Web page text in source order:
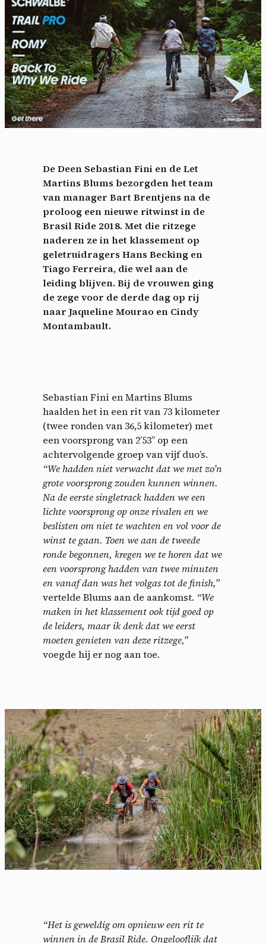
De Deen Sebastian Fini en de Let
Martins Blums bezorgden het team
van manager Bart Brentjens na de
proloog een nieuwe ritwinst in de
Brasil Ride 2018. Met die ritzege
naderen ze in het klassement op
geletruidragers Hans Becking en
Tiago Ferreira, die wel aan de
leiding blijven. Bij de vrouwen ging
de zege voor de derde dag op rij
naar Jaqueline Mourao en Cindy
Montambault.
Sebastian Fini en Martins Blums
haalden het in een rit van 73 kilometer
(twee ronden van 36,5 kilometer) met
een voorsprong van 2’53” op een
achtervolgende groep van vijf duo’s.
“We hadden niet verwacht dat we met zo’n
grote voorsprong zouden kunnen winnen.
Na de eerste singletrack hadden we een
lichte voorsprong op onze rivalen en we
beslisten om niet te wachten en vol voor de
winst te gaan. Toen we aan de tweede
ronde begonnen, kregen we te horen dat we
een voorsprong hadden van twee minuten
en vanaf dan was het volgas tot de finish,”
vertelde Blums aan de aankomst. “We
maken in het klassement ook tijd goed op
de leiders, maar ik denk dat we eerst
moeten genieten van deze ritzege,”
voegde hij er nog aan toe.
“Het is geweldig om opnieuw een rit te
winnen in de Brasil Ride. Ongelooflijk dat